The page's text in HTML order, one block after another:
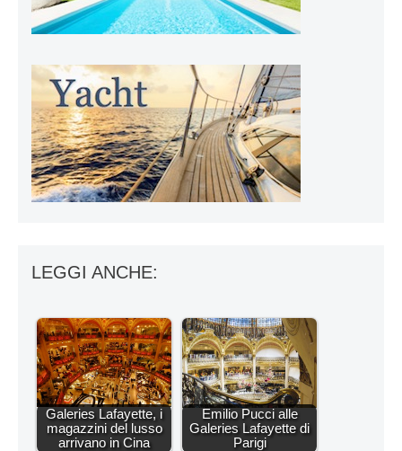
LEGGI ANCHE:
Galeries Lafayette, i
magazzini del lusso
arrivano in Cina
Emilio Pucci alle
Galeries Lafayette di
Parigi